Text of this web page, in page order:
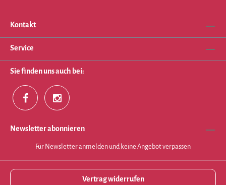
Kontakt
Service
Sie finden uns auch bei:
Newsletter abonnieren
Für Newsletter anmelden und keine Angebot verpassen
Vertrag widerrufen